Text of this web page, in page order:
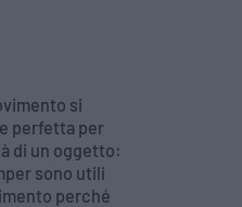
si
perfetta per
di un oggetto:
sono utili
perché